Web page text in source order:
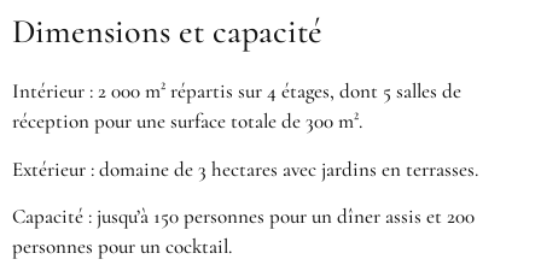
Dimensions et capacité
Intérieur : 2 000 m² répartis sur 4 étages, dont 5 salles de
réception pour une surface totale de 300 m².
Extérieur : domaine de 3 hectares avec jardins en terrasses.
Capacité : jusqu’à 150 personnes pour un dîner assis et 200
personnes pour un cocktail.